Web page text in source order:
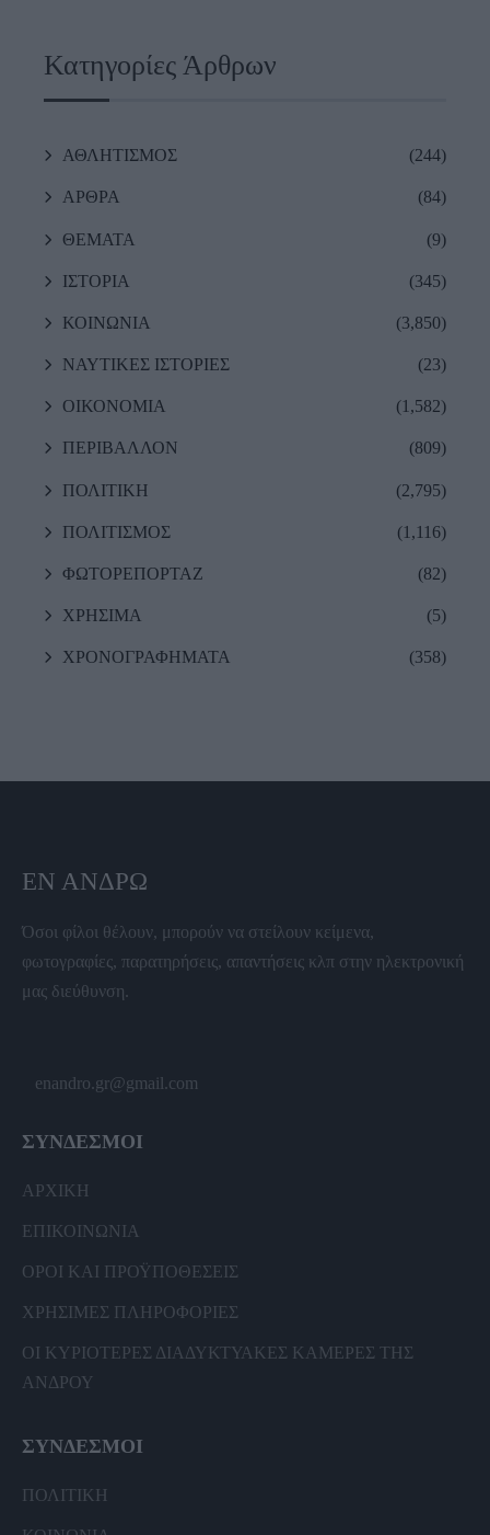
Κατηγορίες Άρθρων
ΑΘΛΗΤΙΣΜΟΣ (244)
ΑΡΘΡΑ (84)
ΘΕΜΑΤΑ (9)
ΙΣΤΟΡΙΑ (345)
ΚΟΙΝΩΝΙΑ (3,850)
ΝΑΥΤΙΚΕΣ ΙΣΤΟΡΙΕΣ (23)
ΟΙΚΟΝΟΜΙΑ (1,582)
ΠΕΡΙΒΑΛΛΟΝ (809)
ΠΟΛΙΤΙΚΗ (2,795)
ΠΟΛΙΤΙΣΜΟΣ (1,116)
ΦΩΤΟΡΕΠΟΡΤΑΖ (82)
ΧΡΗΣΙΜΑ (5)
ΧΡΟΝΟΓΡΑΦΗΜΑΤΑ (358)
ΕΝ ΆΝΔΡΩ
Όσοι φίλοι θέλουν, μπορούν να στείλουν κείμενα,
φωτογραφίες, παρατηρήσεις, απαντήσεις κλπ στην ηλεκτρονική
μας διεύθυνση.
enandro.gr@gmail.com
ΣΥΝΔΕΣΜΟΙ
ΑΡΧΙΚΗ
ΕΠΙΚΟΙΝΩΝΙΑ
ΟΡΟΙ ΚΑΙ ΠΡΟΫΠΟΘΕΣΕΙΣ
ΧΡΗΣΙΜΕΣ ΠΛΗΡΟΦΟΡΙΕΣ
ΟΙ ΚΥΡΙΟΤΕΡΕΣ ΔΙΑΔΥΚΤΥΑΚΕΣ ΚΑΜΕΡΕΣ ΤΗΣ
ΑΝΔΡΟΥ
ΣΥΝΔΕΣΜΟΙ
ΠΟΛΙΤΙΚΗ